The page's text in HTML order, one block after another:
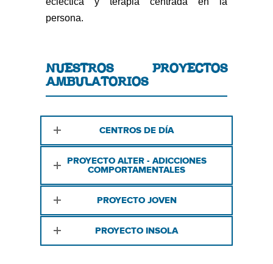
persona.
NUESTROS PROYECTOS
AMBULATORIOS
CENTROS DE DÍA
PROYECTO ALTER - ADICCIONES
COMPORTAMENTALES
PROYECTO JOVEN
PROYECTO INSOLA